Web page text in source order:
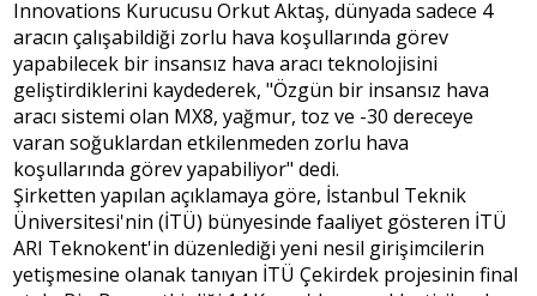
Innovations Kurucusu Orkut Aktaş, dünyada sadece 4
aracın çalışabildiği zorlu hava koşullarında görev
yapabilecek bir insansız hava aracı teknolojisini
geliştirdiklerini kaydederek, "Özgün bir insansız hava
aracı sistemi olan MX8, yağmur, toz ve -30 dereceye
varan soğuklardan etkilenmeden zorlu hava
koşullarında görev yapabiliyor" dedi.
Şirketten yapılan açıklamaya göre, İstanbul Teknik
Üniversitesi'nin (İTÜ) bünyesinde faaliyet gösteren İTÜ
ARI Teknokent'in düzenlediği yeni nesil girişimcilerin
yetişmesine olanak tanıyan İTÜ Çekirdek projesinin final